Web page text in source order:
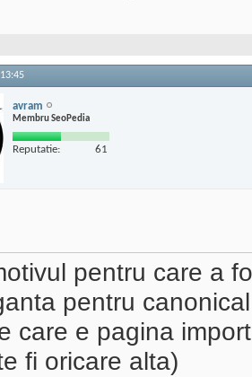
13:45
avram
Membru SeoPedia
Reputatie: 61
pentru care a
pentru
care e pagina
fi oricare alta)